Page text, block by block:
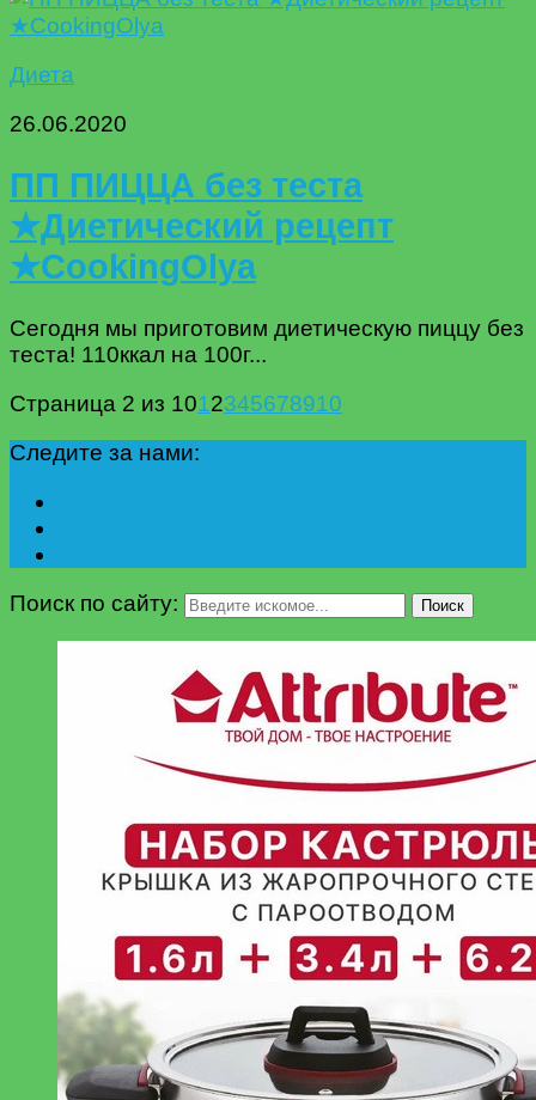
Диета
26.06.2020
ПП ПИЦЦА без теста
★Диетический рецепт
★CookingOlya
Сегодня мы приготовим диетическую пиццу без
теста! 110ккал на 100г...
Страница 2 из 1012345678910
Следите за нами:
Поиск по сайту: Поиск